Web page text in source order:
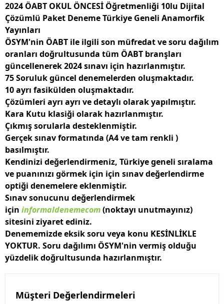
2024 ÖABT OKUL ÖNCESİ Öğretmenliği 10lu Dijital
Çözümlü Paket Deneme Türkiye Geneli Anamorfik
Yayınları
ÖSYM'nin ÖABT ile ilgili son müfredat ve soru dağılım
oranları doğrultusunda tüm ÖABT branşları
güncellenerek 2024 sınavı için hazırlanmıştır.
75 Soruluk güncel denemelerden oluşmaktadır.
10 ayrı fasikülden oluşmaktadır.
Çözümleri ayrı ayrı ve detaylı olarak yapılmıştır.
Kara Kutu klasiği olarak hazırlanmıştır.
Çıkmış sorularla desteklenmiştir.
Gerçek sınav formatında (A4 ve tam renkli )
basılmıştır.
Kendinizi değerlendirmeniz, Türkiye geneli sıralama
ve puanınızı görmek için için sınav değerlendirme
optiği denemelere eklenmiştir.
Sınav sonucunu değerlendirmek
için informaldenemecom(noktayı unutmayınız)
sitesini ziyaret ediniz.
Denememizde eksik soru veya konu KESİNLİKLE
YOKTUR. Soru dağılımı ÖSYM'nin vermiş olduğu
yüzdelik doğrultusunda hazırlanmıştır.
Müşteri Değerlendirmeleri